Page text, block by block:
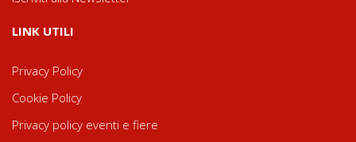
LINK UTILI
Privacy Policy
Cookie Policy
Privacy policy eventi e fiere